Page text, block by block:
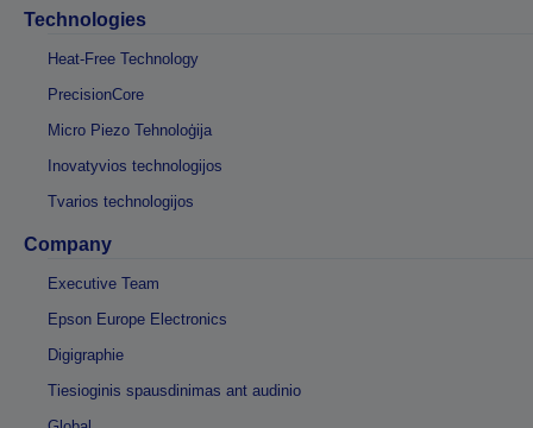
Technologies
Heat-Free Technology
PrecisionCore
Micro Piezo Tehnoloģija
Inovatyvios technologijos
Tvarios technologijos
Company
Executive Team
Epson Europe Electronics
Digigraphie
Tiesioginis spausdinimas ant audinio